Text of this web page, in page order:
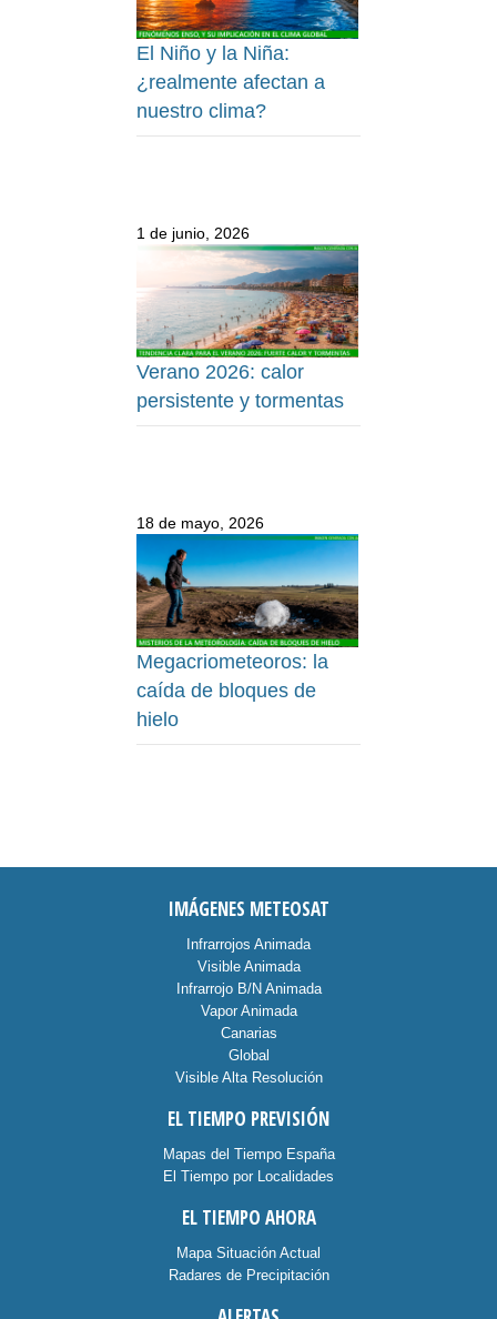
El Niño y la Niña:
¿realmente afectan a
nuestro clima?
1 de junio, 2026
Verano 2026: calor
persistente y tormentas
18 de mayo, 2026
Megacriometeoros: la
caída de bloques de
hielo
IMÁGENES METEOSAT
Infrarrojos Animada
Visible Animada
Infrarrojo B/N Animada
Vapor Animada
Canarias
Global
Visible Alta Resolución
EL TIEMPO PREVISIÓN
Mapas del Tiempo España
El Tiempo por Localidades
EL TIEMPO AHORA
Mapa Situación Actual
Radares de Precipitación